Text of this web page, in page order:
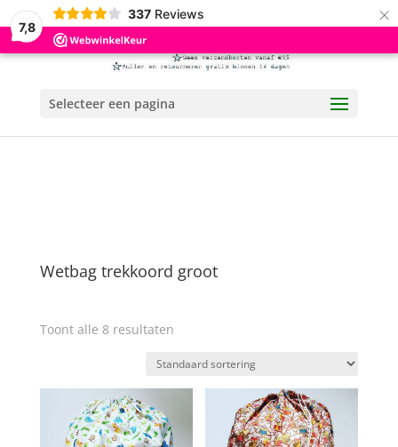
7,8
337 Reviews ×
Selecteer een pagina
Wetbag trekkoord groot
Toont alle 8 resultaten